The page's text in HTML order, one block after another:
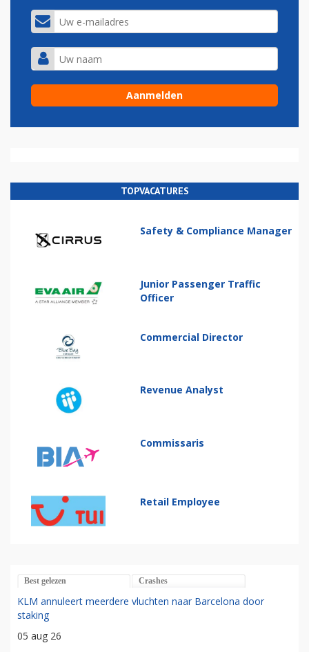
TOPVACATURES
Safety & Compliance Manager
Junior Passenger Traffic
Officer
Commercial Director
Revenue Analyst
Commissaris
Retail Employee
Best gelezen Crashes
KLM annuleert meerdere vluchten naar Barcelona door
staking
05 aug 26